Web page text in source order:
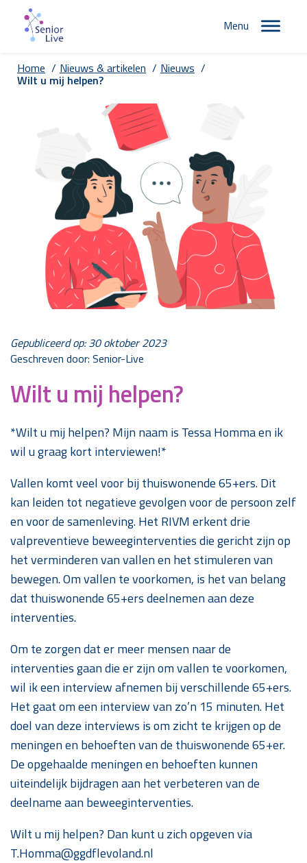
Menu
Home / Nieuws & artikelen / Nieuws /
Wilt u mij helpen?
Gepubliceerd op: 30 oktober 2023
Geschreven door: Senior-Live
Wilt u mij helpen?
*Wilt u mij helpen? Mijn naam is Tessa Homma en ik
wil u graag kort interviewen!*
Vallen komt veel voor bij thuiswonende 65+ers. Dit
kan leiden tot negatieve gevolgen voor de persoon zelf
en voor de samenleving. Het RIVM erkent drie
valpreventieve beweeginterventies die gericht zijn op
het verminderen van vallen en het stimuleren van
bewegen. Om vallen te voorkomen, is het van belang
dat thuiswonende 65+ers deelnemen aan deze
interventies.
Om te zorgen dat er meer mensen naar de
interventies gaan die er zijn om vallen te voorkomen,
wil ik een interview afnemen bij verschillende 65+ers.
Het gaat om een interview van zo’n 15 minuten. Het
doel van deze interviews is om zicht te krijgen op de
meningen en behoeften van de thuiswonende 65+er.
De opgehaalde meningen en behoeften kunnen
uiteindelijk bijdragen aan het verbeteren van de
deelname aan beweeginterventies.
Wilt u mij helpen? Dan kunt u zich opgeven via
T.Homma@ggdflevoland.nl